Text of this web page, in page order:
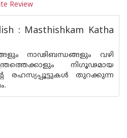
Review
: Masthishkam Katha
നാഢിബന്ധങ്ങളും വഴി
നിഗൂഢമായ
രഹസ്യപ്പൂട്ടുകള്‍ തുറക്കുന്ന